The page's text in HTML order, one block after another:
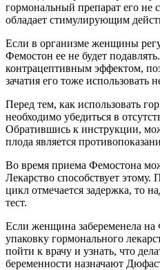
гормональный препарат его не
обладает стимулирующим
Если в организме женщины
Фемостон ее не будет
контрацептивным эффектом,
зачатия его тоже использовать
Перед тем, как использовать
необходимо убедиться в
Обратившись к инструкции,
плода является
Во время приема Фемостона
Лекарство способствует этому.
цикл отмечается задержка, то
тест.
Если женщина забеременела
упаковку гормонального
пойти к врачу и узнать, что
беременности назначают